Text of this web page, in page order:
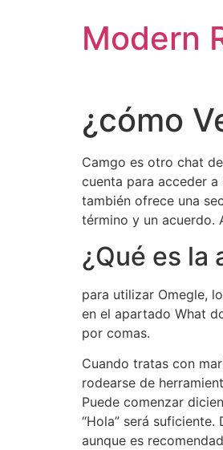
Modern
¿cómo
Camgo es otro chat
cuenta para acceder
también ofrece una
término y un acuerdo.
¿Qué es la
para utilizar Omegle,
en el apartado What
por comas.
Cuando tratas con
rodearse de
Puede comenzar
“Hola” será
aunque es